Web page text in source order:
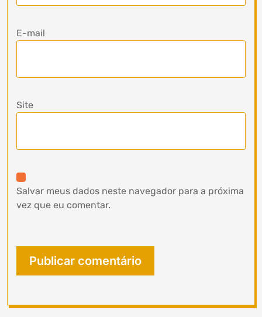
E-mail
Site
Salvar meus dados neste navegador para a próxima
vez que eu comentar.